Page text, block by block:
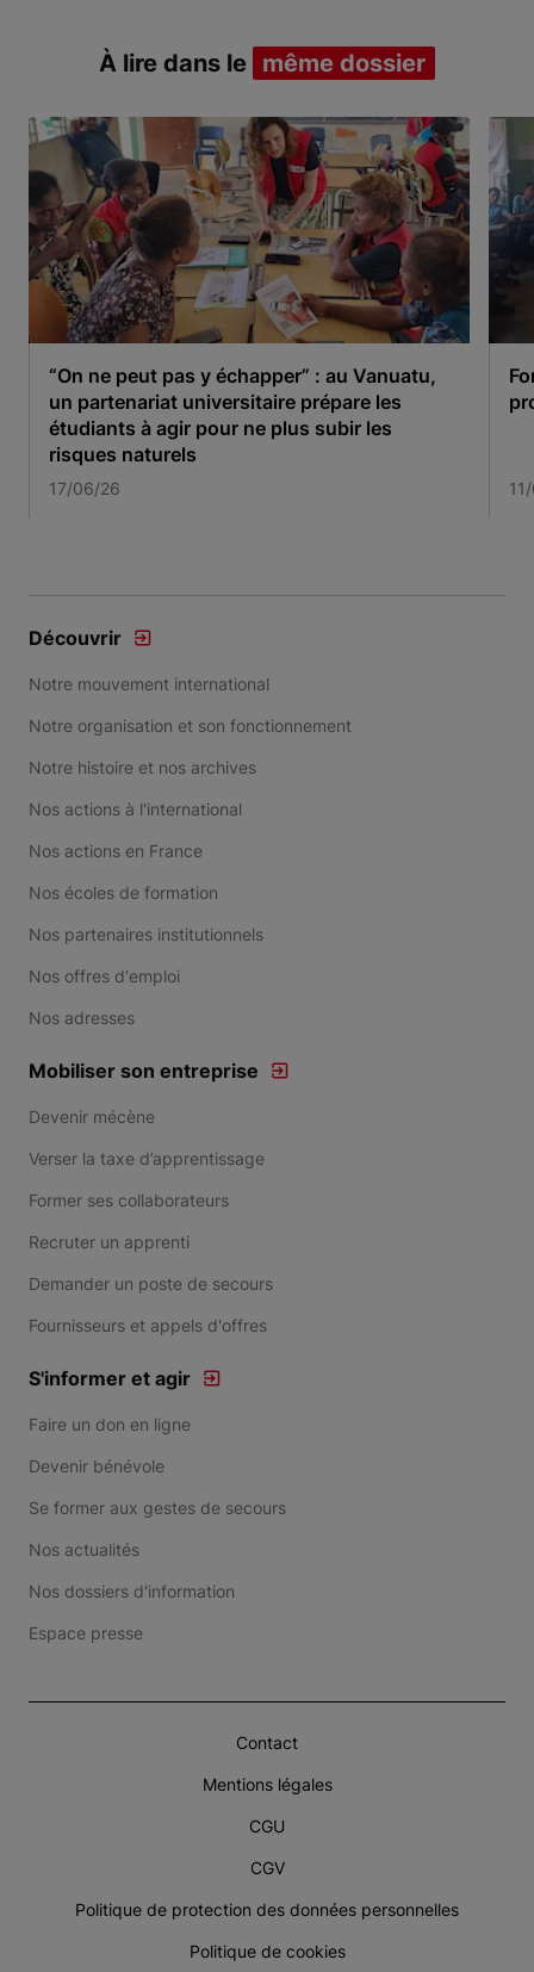
À lire dans le même dossier
“On ne peut pas y échapper” : au Vanuatu,
un partenariat universitaire prépare les
étudiants à agir pour ne plus subir les
risques naturels
17/06/26
Découvrir
Notre mouvement international
Notre organisation et son fonctionnement
Notre histoire et nos archives
Nos actions à l'international
Nos actions en France
Nos écoles de formation
Nos partenaires institutionnels
Nos offres d'emploi
Nos adresses
Mobiliser son entreprise
Devenir mécène
Verser la taxe d’apprentissage
Former ses collaborateurs
Recruter un apprenti
Demander un poste de secours
Fournisseurs et appels d'offres
S'informer et agir
Faire un don en ligne
Devenir bénévole
Se former aux gestes de secours
Nos actualités
Nos dossiers d'information
Espace presse
Contact
Mentions légales
CGU
CGV
Politique de protection des données personnelles
Politique de cookies